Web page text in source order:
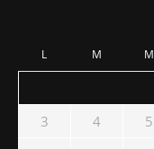
L M M
3
4 5